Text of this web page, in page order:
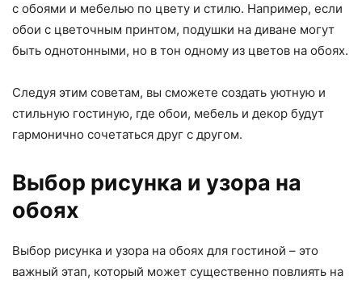
с обоями и мебелью по цвету и стилю. Например, если
обои с цветочным принтом, подушки на диване могут
быть однотонными, но в тон одному из цветов на обоях.
Следуя этим советам, вы сможете создать уютную и
стильную гостиную, где обои, мебель и декор будут
гармонично сочетаться друг с другом.
Выбор рисунка и узора на
обоях
Выбор рисунка и узора на обоях для гостиной – это
важный этап, который может существенно повлиять на